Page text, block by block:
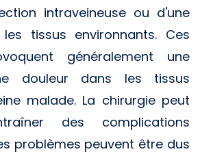
intraveineuse ou d'une
tissus environnants. Ces
généralement une
douleur dans les tissus
malade. La chirurgie peut
des complications
problèmes peuvent être dus